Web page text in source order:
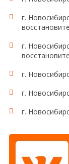
г.
г.
г.
г.
г.